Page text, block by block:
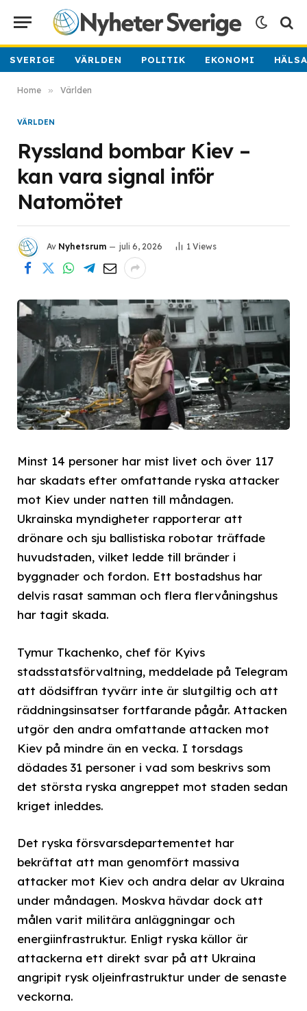
SVERIGE VÄRLDEN POLITIK EKONOMI
Home » Världen
VÄRLDEN
Ryssland bombar Kiev –
kan vara signal inför
Natomötet
Av Nyhetsrum juli 6, 2026 1 Views
Minst 14 personer har mist livet och över 117
har skadats efter omfattande ryska attacker
mot Kiev under natten till måndagen.
Ukrainska myndigheter rapporterar att
drönare och sju ballistiska robotar träffade
huvudstaden, vilket ledde till bränder i
byggnader och fordon. Ett bostadshus har
delvis rasat samman och flera flervåningshus
har tagit skada.
Tymur Tkachenko, chef för Kyivs
stadsstatsförvaltning, meddelade på Telegram
att dödsiffran tyvärr inte är slutgiltig och att
räddningsinsatser fortfarande pågår. Attacken
utgör den andra omfattande attacken mot
Kiev på mindre än en vecka. I torsdags
dödades 31 personer i vad som beskrivs som
det största ryska angreppet mot staden sedan
kriget inleddes.
Det ryska försvarsdepartementet har
bekräftat att man genomfört massiva
attacker mot Kiev och andra delar av Ukraina
under måndagen. Moskva hävdar dock att
målen varit militära anläggningar och
energiinfrastruktur. Enligt ryska källor är
attackerna ett direkt svar på att Ukraina
angripit rysk oljeinfrastruktur under de senaste
veckorna.